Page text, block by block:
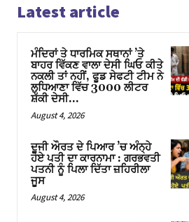
Latest article
ਮੰਦਿਰਾਂ ਤੇ ਧਾਰਮਿਕ ਸਥਾਨਾਂ ’ਤੇ
ਬਾਹਰ ਵਿੱਕਣ ਵਾਲਾ ਦੇਸੀ ਘਿਓ ਕੀਤੇ
ਨਕਲੀ ਤਾਂ ਨਹੀਂ, ਫੂਡ ਸੇਫਟੀ ਟੀਮ ਨੇ
ਲੁਧਿਆਣਾ ਵਿੱਚ 3000 ਲੀਟਰ
ਸ਼ੱਕੀ ਦੇਸੀ...
August 4, 2026
ਦੂਜੀ ਔਰਤ ਦੇ ਪਿਆਰ ’ਚ ਅੰਨ੍ਹੇ
ਹੋਏ ਪਤੀ ਦਾ ਕਾਰਨਾਮਾ : ਗਰਭਵਤੀ
ਪਤਨੀ ਨੂੰ ਪਿਲਾ ਦਿੱਤਾ ਜ਼ਹਿਰੀਲਾ
ਜੂਸ
August 4, 2026